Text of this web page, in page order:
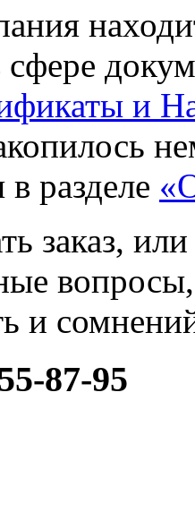
и
разделе
заказ, или
вопросы,
и
87-95